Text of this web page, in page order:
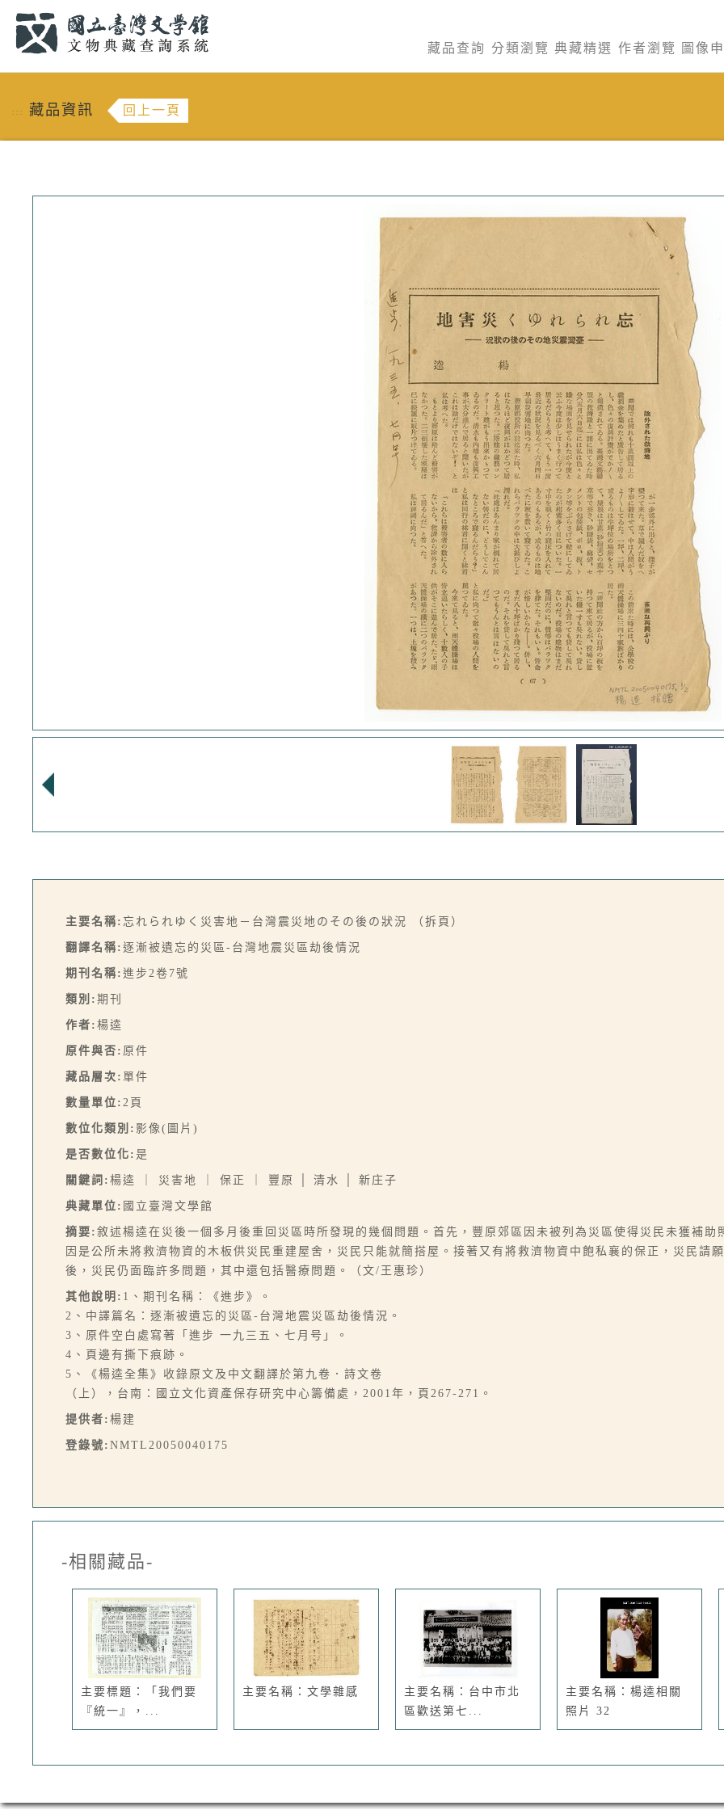
藏品查詢 分類瀏覽 典藏精選 作者瀏覽 圖像
::: 藏品資訊 回上一頁
主要名稱: 忘れられゆく災害地－台灣震災地のその後の狀況 （拆頁）
翻譯名稱: 逐漸被遺忘的災區-台灣地震災區劫後情況
期刊名稱: 進步2卷7號
類別: 期刊
作者: 楊逵
原件與否: 原件
藏品層次: 單件
數量單位: 2頁
數位化類別: 影像(圖片)
是否數位化: 是
關鍵詞: 楊逵 ｜ 災害地 ｜ 保正 ｜ 豐原 │ 清水 │ 新庄子
典藏單位: 國立臺灣文學館
摘要: 敘述楊逵在災後一個多月後重回災區時所發現的幾個問題。首先，豐原郊區因未被列為災區使得災民未獲補
因是公所未將救濟物資的木板供災民重建屋舍，災民只能就簡搭屋。接著又有將救濟物資中飽私襄的保正，災民請
後，災民仍面臨許多問題，其中還包括醫療問題。（文/王惠珍）
其他說明: 1、期刊名稱：《進步》。
2、中譯篇名：逐漸被遺忘的災區-台灣地震災區劫後情況。
3、原件空白處寫著「進步 一九三五、七月号」。
4、頁邊有撕下痕跡。
5、《楊逵全集》收錄原文及中文翻譯於第九卷．詩文卷
（上），台南：國立文化資產保存研究中心籌備處，2001年，頁267-271。
提供者: 楊建
登錄號: NMTL20050040175
-相關藏品-
主要標題：「我們要
『統一』，...
主要名稱：文學雜感
主要名稱：台中市北
區歡送第七...
主要名稱：楊逵相關
照片 32